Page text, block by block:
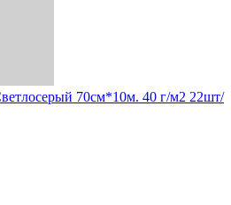
70см*10м. 40 г/м2 22шт/